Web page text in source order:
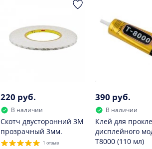
220 руб.
В наличии
Скотч двусторонний 3M
прозрачный 3мм.
1 отзыв
390 руб.
В наличии
Клей для
дисплейного
T8000 (110 мл)